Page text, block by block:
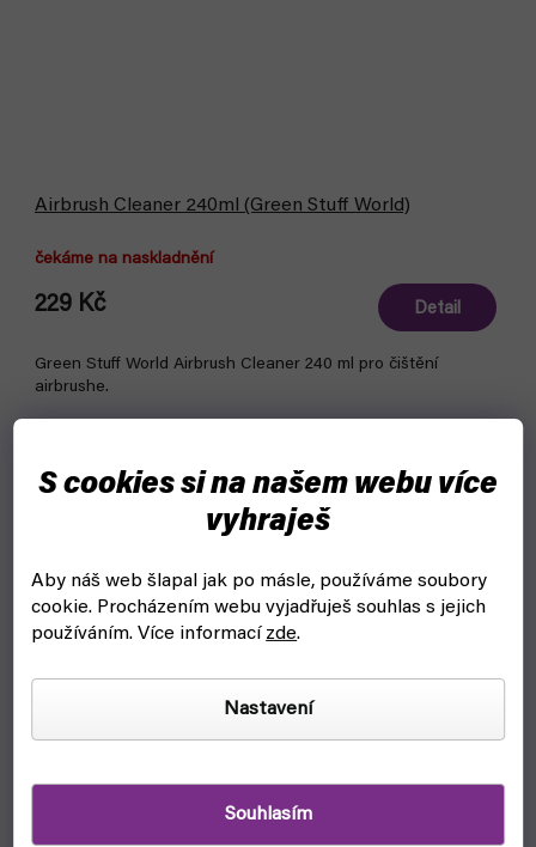
S cookies si na našem webu více
vyhraješ
Aby náš web šlapal jak po másle, používáme soubory
cookie. Procházením webu vyjadřuješ souhlas s jejich
používáním. Více informacízde.
Nastavení
Souhlasím
Airbrush Cleaner 240ml (Green Stuff World)
čekáme na naskladnění
229 Kč Detail
Green Stuff World Airbrush Cleaner 240 ml pro čištění
airbrushe.